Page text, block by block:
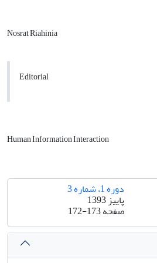
Nosrat Riahinia
Editorial
Human Information Interaction
دوره 1، شماره 3
پاییز 1393
صفحه172-173